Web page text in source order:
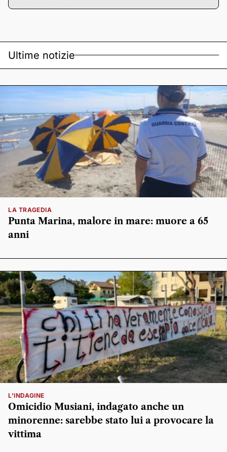
Ultime notizie
LA TRAGEDIA
Punta Marina, malore in mare: muore a 65
anni
L'INDAGINE
Omicidio Musiani, indagato anche un
minorenne: sarebbe stato lui a provocare la
vittima